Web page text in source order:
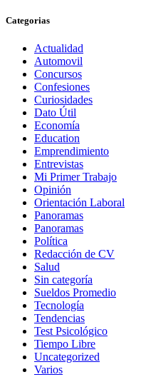
Categorias
Actualidad
Automovil
Concursos
Confesiones
Curiosidades
Dato Útil
Economía
Education
Emprendimiento
Entrevistas
Mi Primer Trabajo
Opinión
Orientación Laboral
Panoramas
Panoramas
Política
Redacción de CV
Salud
Sin categoría
Sueldos Promedio
Tecnología
Tendencias
Test Psicológico
Tiempo Libre
Uncategorized
Varios